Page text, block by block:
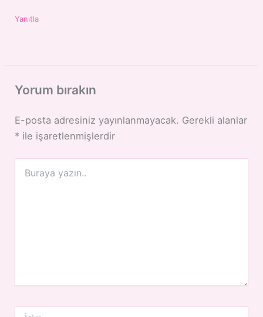
Yanıtla
Yorum bırakın
E-posta adresiniz yayınlanmayacak. Gerekli alanlar
* ile işaretlenmişlerdir
yazın..
İsim